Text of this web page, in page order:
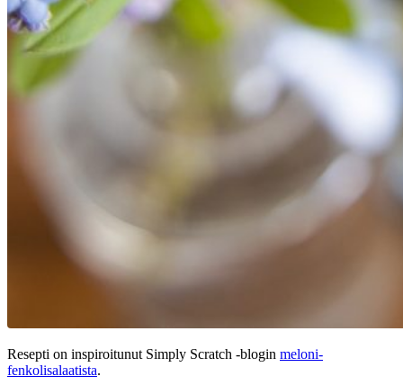
Resepti on inspiroitunut Simply Scratch -blogin meloni-
fenkolisalaatista.